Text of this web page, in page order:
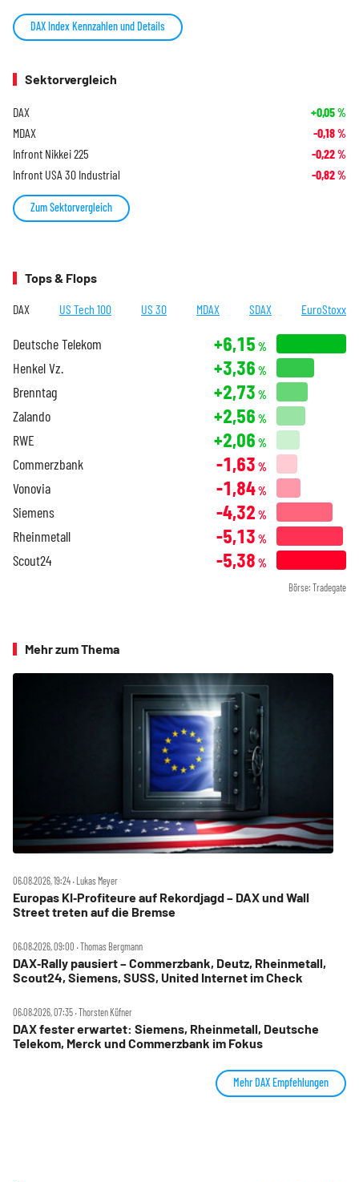
DAX Index Kennzahlen und Details
Sektorvergleich
DAX +0,05%
MDAX -0,18%
Infront Nikkei 225 -0,22%
Infront USA 30 Industrial -0,82%
Zum Sektorvergleich
Tops & Flops
DAX US Tech 100 US 30 MDAX SDAX EuroStoxx
Deutsche Telekom +6,15 %
Henkel Vz. +3,36 %
Brenntag +2,73 %
Zalando +2,56 %
RWE +2,06 %
Commerzbank -1,63 %
Vonovia -1,84%
Siemens -4,32 %
Rheinmetall -5,13 %
Scout24 -5,38 %
Börse: Tradegate
Mehr zum Thema
06.08.2026, 19:24 ‧ Lukas Meyer
Europas KI‑Profiteure auf Rekordjagd – DAX und Wall
Street treten auf die Bremse
06.08.2026, 09:00 ‧ Thomas Bergmann
DAX‑Rally pausiert – Commerzbank, Deutz, Rheinmetall,
Scout24, Siemens, SUSS, United Internet im Check
06.08.2026, 07:35 ‧ Thorsten Küfner
DAX fester erwartet: Siemens, Rheinmetall, Deutsche
Telekom, Merck und Commerzbank im Fokus
Mehr DAX Empfehlungen